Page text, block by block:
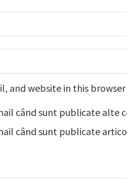
and website in this
când sunt publicate alte
când sunt publicate